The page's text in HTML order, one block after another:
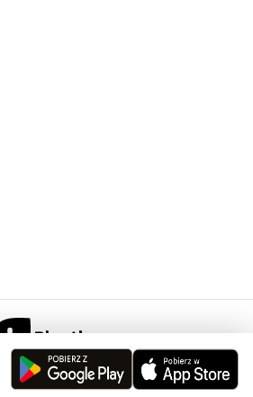
Plantis . All Right Reserved.